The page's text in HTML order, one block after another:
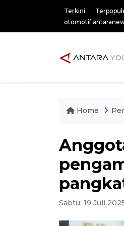
Terkini
Home
Sabtu, 19 Juli